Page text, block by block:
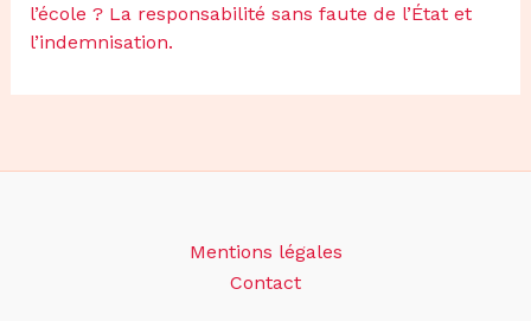
l’école ? La responsabilité sans faute de l’État et
l’indemnisation.
Mentions légales
Contact